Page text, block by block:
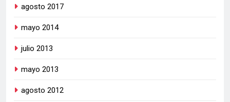
agosto 2017
mayo 2014
julio 2013
mayo 2013
agosto 2012